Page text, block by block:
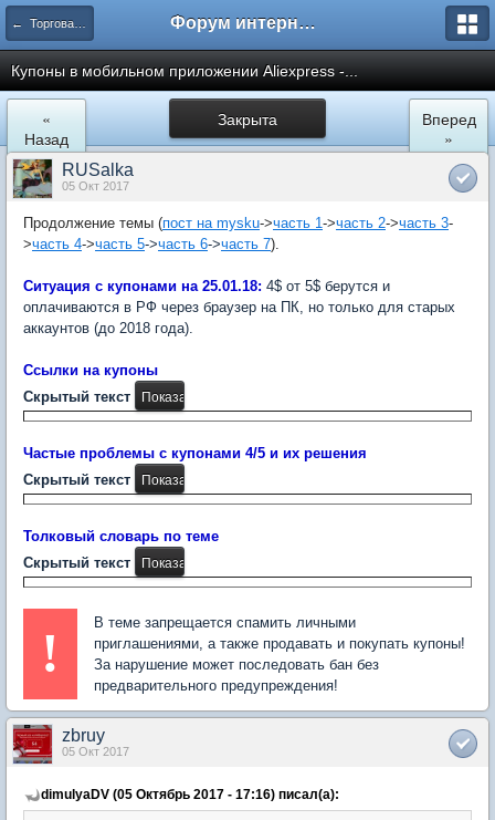
← Торговая площадка AliExpress Форум интернет покупателей
Купоны в мобильном приложении Aliexpress -...
Закрыта
«
Назад
Вперед
»
RUSalka
05 Окт 2017
Продолжение темы (пост на mysku->часть 1->часть 2->часть 3-
>часть 4->часть 5->часть 6->часть 7).
Ситуация с купонами на 25.01.18: 4$ от 5$ берутся и
оплачиваются в РФ через браузер на ПК, но только для старых
аккаунтов (до 2018 года).
Ссылки на купоны
Скрытый текст
Частые проблемы с купонами 4/5 и их решения
Скрытый текст
Толковый словарь по теме
Скрытый текст
!
В теме запрещается спамить личными
приглашениями, а также продавать и покупать купоны!
За нарушение может последовать бан без
предварительного предупреждения!
zbruy
05 Окт 2017
dimulyaDV (05 Октябрь 2017 - 17:16) писал(а):